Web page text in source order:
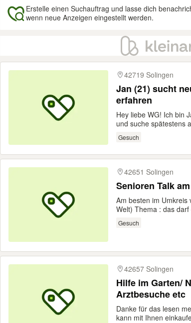
Erstelle einen Suchauftrag und lasse dich
wenn neue Anzeigen eingestellt werden.
Ergebnisse
42719 Solingen
Jan (21) sucht
erfahren
Hey liebe WG! Ich bin
und suche spätestens
Gesuch
42651 Solingen
Senioren Talk
Am besten im
Welt) Thema : das
Gesuch
42657 Solingen
Hilfe im Garten/
Arztbesuche etc
Danke für das lesen
kann mit Ihnen